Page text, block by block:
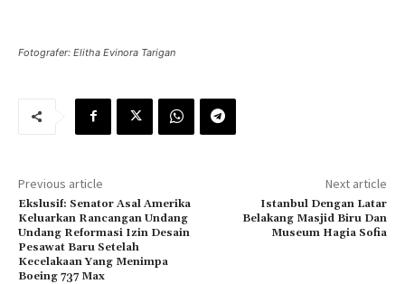
Fotografer: Elitha Evinora Tarigan
Previous article
Ekslusif: Senator Asal Amerika
Keluarkan Rancangan Undang
Undang Reformasi Izin Desain
Pesawat Baru Setelah
Kecelakaan Yang Menimpa
Boeing 737 Max
Next article
Istanbul Dengan Latar
Belakang Masjid Biru Dan
Museum Hagia Sofia